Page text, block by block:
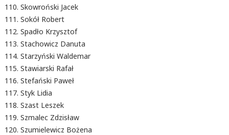
Skowroński Jacek
Sokół Robert
Spadło Krzysztof
Stachowicz Danuta
Starzyński Waldemar
Stawiarski Rafał
Stefański Paweł
Styk Lidia
Szast Leszek
Szmalec Zdzisław
Szumielewicz Bożena